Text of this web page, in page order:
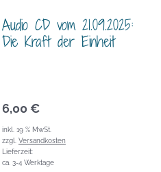
Audio CD vom 21.09.2025:
Die Kraft der Einheit
6,00 €
inkl. 19 % MwSt.
zzgl. Versandkosten
Lieferzeit:
ca. 3-4 Werktage